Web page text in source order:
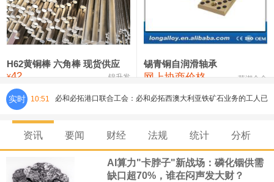
铸造铝合金锭(ZLD104) 24,300—24,500 24,400
压铸锌合金锭 26,500—26,700
氯化镍 38,300—40,300 39,300 0
H62黄铜棒 六角棒 现货供应
¥42 锦升发
锡青铜自润滑轴承
网上协商价格 芜湖合金
实时 10:51
8月7日，宇树科技董事长王兴兴网上路演时表示，报告期内，公司
研发费用金额分别为4,995.18万元、7,001.70万元、14,496.56万
资讯 要闻 财经 法规 统计 分析
AI算力"卡脖子"新战场：磷化铟供需
缺口超70%，谁在闷声发大财？